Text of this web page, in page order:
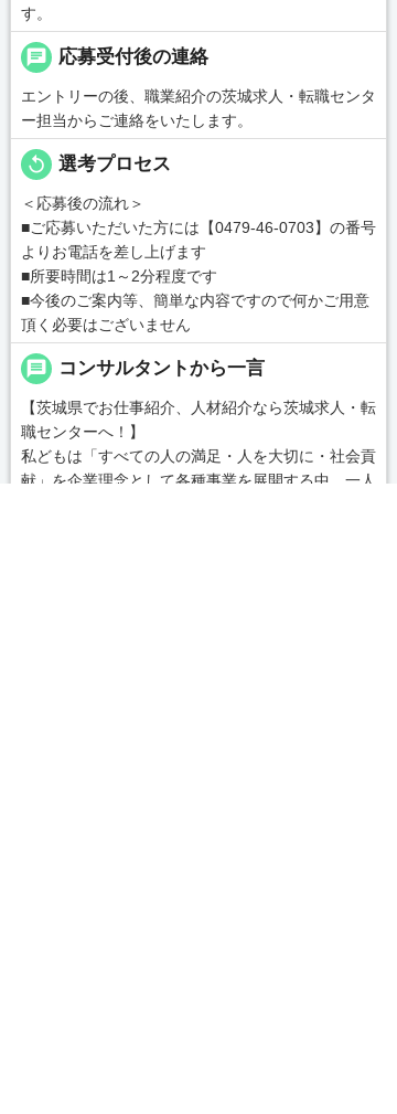
す。
chat 応募受付後の連絡
エントリーの後、職業紹介の茨城求人・転職センタ
ー担当からご連絡をいたします。
replay 選考プロセス
＜応募後の流れ＞
■ご応募いただいた方には【0479-46-0703】の番号
よりお電話を差し上げます
■所要時間は1～2分程度です
■今後のご案内等、簡単な内容ですので何かご用意
頂く必要はございません
message コンサルタントから一言
【茨城県でお仕事紹介、人材紹介なら茨城求人・転
職センターへ！】
私どもは「すべての人の満足・人を大切に・社会貢
献」を企業理念として各種事業を展開する中、一人